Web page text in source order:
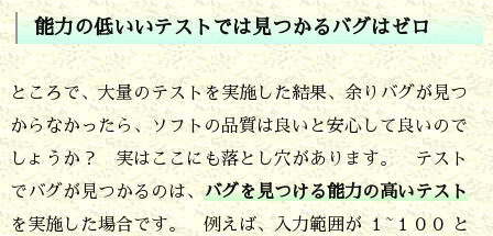
低
い
テ
ト
能力の低いいテストでは見つかるバグはゼロ
ところで、大量のテストを実施した結果、余りバグが見つ
からなかったら、ソフトの品質は良いと安心して良いので
しょうか？ 実はここにも落とし穴があります。 テスト
でバグが見つかるのは、バグを見つける能力の高いテスト
を実施した場合です。 例えば、入力範囲が １~１００ と